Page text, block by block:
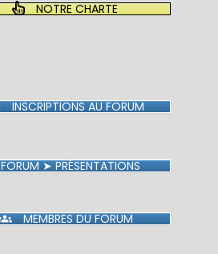
NOTRE CHARTE
INSCRIPTIONS AU FORUM
FORUM ➤ PRÉSENTATIONS
MEMBRES DU FORUM